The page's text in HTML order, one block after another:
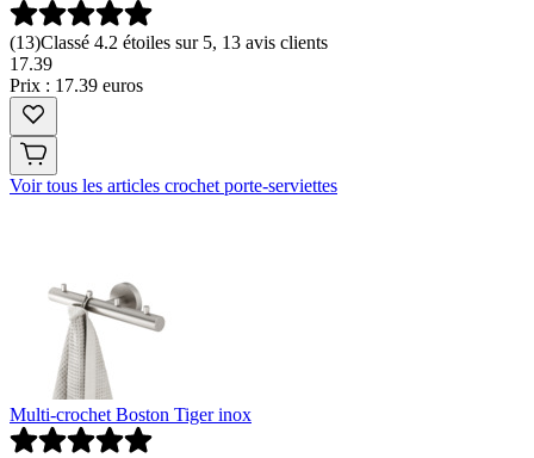
(13)Classé 4.2 étoiles sur 5, 13 avis clients
17.39
Prix : 17.39 euros
Voir tous les articles crochet porte-serviettes
Multi-crochet Boston Tiger inox